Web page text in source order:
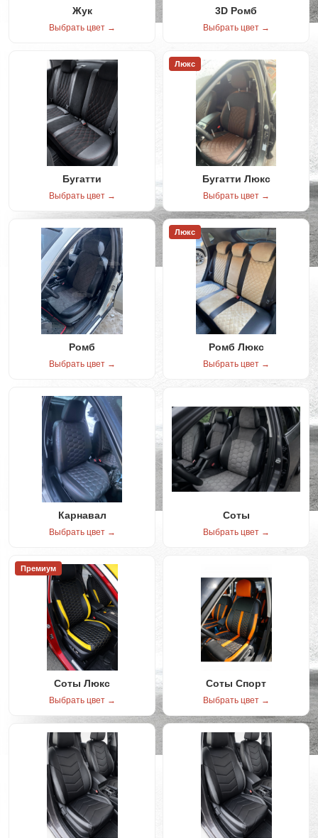
Жук
Выбрать цвет →
3D Ромб
Выбрать цвет →
Бугатти
Выбрать цвет →
Люкс
Бугатти Люкс
Выбрать цвет →
Ромб
Выбрать цвет →
Люкс
Ромб Люкс
Выбрать цвет →
Карнавал
Выбрать цвет →
Соты
Выбрать цвет →
Премиум
Соты Люкс
Выбрать цвет →
Соты Спорт
Выбрать цвет →